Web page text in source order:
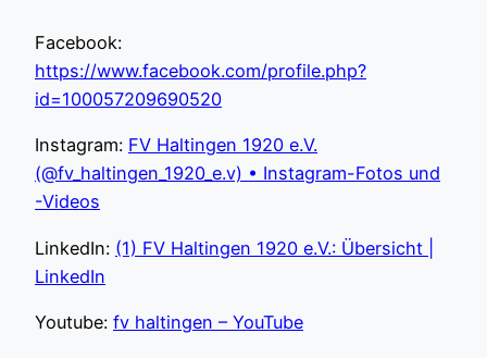
Facebook:
https://www.facebook.com/profile.php?
id=100057209690520
Instagram: FV Haltingen 1920 e.V.
(@fv_haltingen_1920_e.v) • Instagram-Fotos und
-Videos
LinkedIn: (1) FV Haltingen 1920 e.V.: Übersicht |
LinkedIn
Youtube: fv haltingen – YouTube